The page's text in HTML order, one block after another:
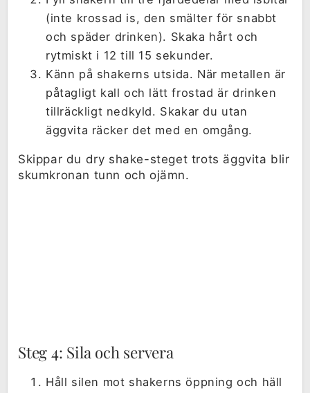
(inte krossad is, den smälter för snabbt
och späder drinken). Skaka hårt och
rytmiskt i 12 till 15 sekunder.
Känn på shakerns utsida. När metallen är
påtagligt kall och lätt frostad är drinken
tillräckligt nedkyld. Skakar du utan
äggvita räcker det med en omgång.
Skippar du dry shake-steget trots äggvita blir
skumkronan tunn och ojämn.
Steg 4: Sila och servera
Håll silen mot shakerns öppning och häll